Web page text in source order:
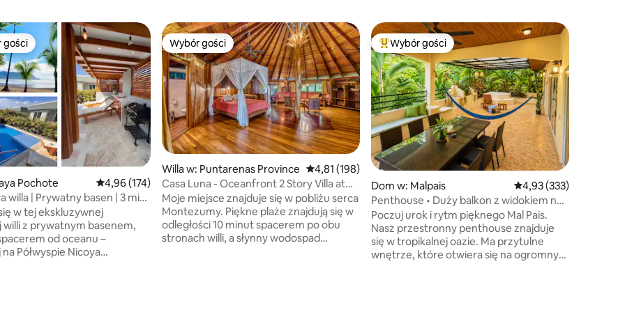
liczba recenzji: 222
z kategorii Wybór gości
gości
Pochote Średnia ocena: 4,96 na 5, liczba recenzji: 174
4,96 (174)
willa | Prywatny basen | 3 min
w tej ekskluzywnej
z prywatnym basenem,
od oceanu –
Półwyspie Nicoya
Wybór gości
Wybór gości
Willa w: Puntarenas Province Średnia ocena: 4,81 na 5, liczba recenzji: 198
4,81 (198)
Casa Luna - Oceanfront 2 Story Villa at
Amor de Mar
Moje miejsce znajduje się w pobliżu serca
Montezumy. Piękne plaże znajdują się w
odległości 10 minut spacerem po obu
stronach willi, a słynny wodospad
Najpopularniejsze z kategorii Wybór gości
Wybór gości
Dom w: Malpais Średnia ocena: 4,93
4,93 (333)
Penthouse • Duży balkon z widokiem na
dżunglę • W pobliżu plaży
Poczuj urok i rytm pięknego Mal Pais.
Nasz przestronny penthouse znajduje
się w tropikalnej oazie. Ma przytulne
wnętrze, które otwiera się na ogromny